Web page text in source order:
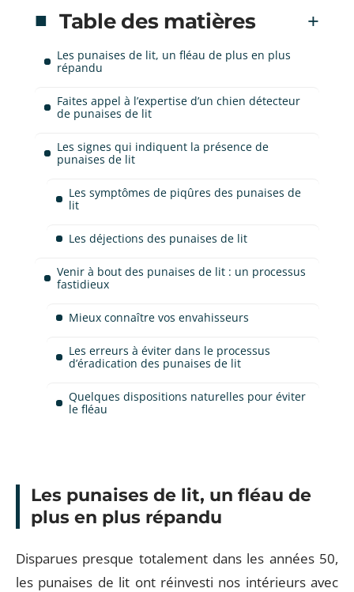
Table des matières
Les punaises de lit, un fléau de plus en plus
répandu
Faites appel à l’expertise d’un chien détecteur
de punaises de lit
Les signes qui indiquent la présence de
punaises de lit
Les symptômes de piqûres des punaises de
lit
Les déjections des punaises de lit
Venir à bout des punaises de lit : un processus
fastidieux
Mieux connaître vos envahisseurs
Les erreurs à éviter dans le processus
d’éradication des punaises de lit
Quelques dispositions naturelles pour éviter
le fléau
Les punaises de lit, un fléau de
plus en plus répandu
Disparues presque totalement dans les années 50,
les punaises de lit ont réinvesti nos intérieurs avec